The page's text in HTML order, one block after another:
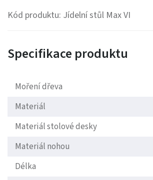
Kód produktu: Jídelní stůl Max VI
Specifikace produktu
Moření dřeva
Materiál
Materiál stolové desky
Materiál nohou
Délka